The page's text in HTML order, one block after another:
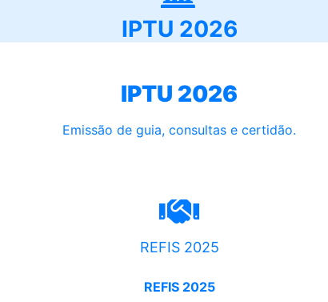
IPTU 2026
IPTU 2026
Emissão de guia, consultas e certidão.
REFIS 2025
REFIS 2025